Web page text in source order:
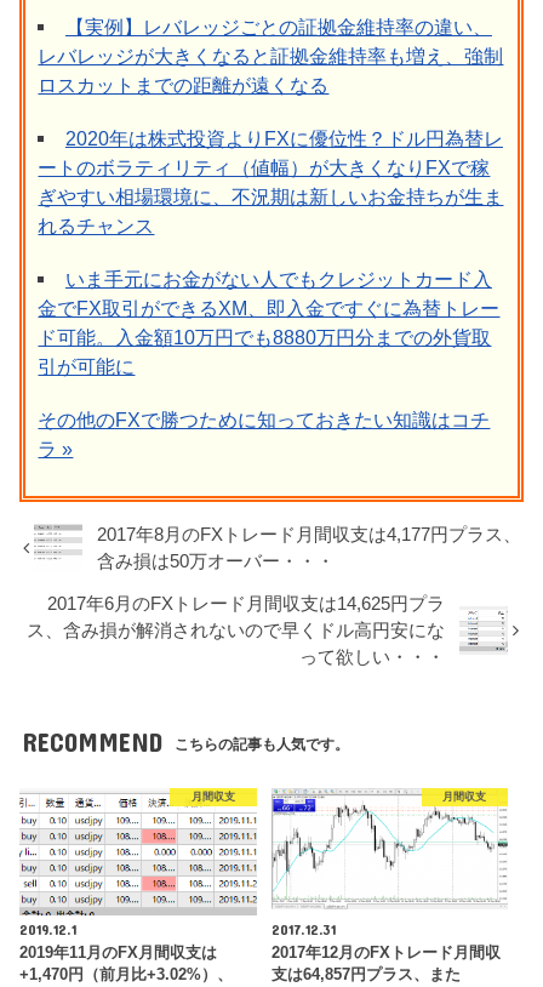
【実例】レバレッジごとの証拠金維持率の違い、
レバレッジが大きくなると証拠金維持率も増え、強制
ロスカットまでの距離が遠くなる
2020年は株式投資よりFXに優位性？ドル円為替レ
ートのボラティリティ（値幅）が大きくなりFXで稼
ぎやすい相場環境に、不況期は新しいお金持ちが生ま
れるチャンス
いま手元にお金がない人でもクレジットカード入
金でFX取引ができるXM、即入金ですぐに為替トレー
ド可能。入金額10万円でも8880万円分までの外貨取
引が可能に
その他のFXで勝つために知っておきたい知識はコチ
ラ »
2017年8月のFXトレード月間収支は4,177円プラス、
含み損は50万オーバー・・・
2017年6月のFXトレード月間収支は14,625円プラ
ス、含み損が解消されないので早くドル高円安にな
って欲しい・・・
RECOMMEND こちらの記事も人気です。
月間収支
2019.12.1
2019年11月のFX月間収支は
+1,470円（前月比+3.02%）、
月間収支
2017.12.31
2017年12月のFXトレード月間収
支は64,857円プラス、また